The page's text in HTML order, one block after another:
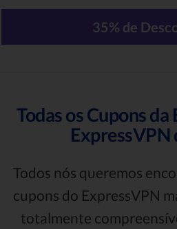
35% de
Todas os Cupons
ExpressVPN
Todos nós queremos
cupons do ExpressVPN
totalmente